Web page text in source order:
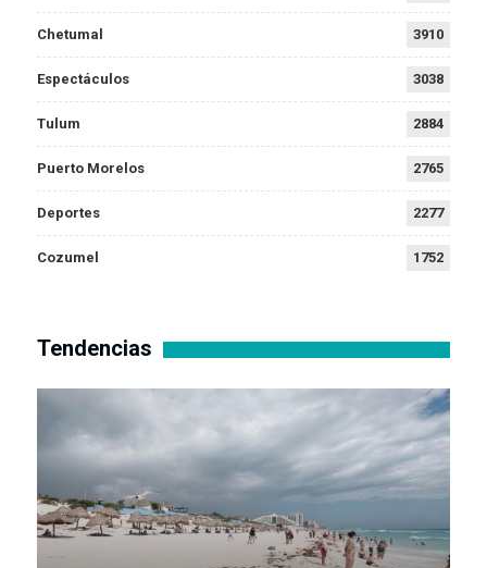
Chetumal 3910
Espectáculos 3038
Tulum 2884
Puerto Morelos 2765
Deportes 2277
Cozumel 1752
Tendencias